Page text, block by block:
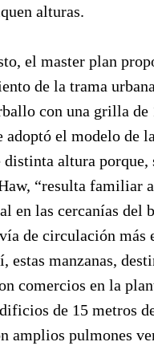
alturas.
el master plan
de la trama
con una grilla de
adoptó el modelo de
altura porque,
“resulta familiar
en las cercanías del
de circulación más
estas manzanas,
comercios en la
de 15 metros
amplios pulmones